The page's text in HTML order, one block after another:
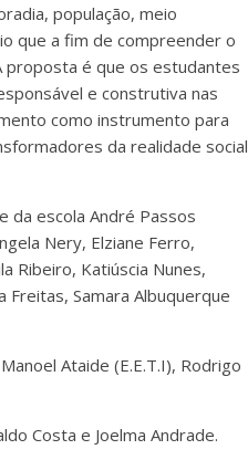
população, meio
que a fim de compreender o
proposta é que os estudantes
e construtiva nas
como instrumento para
da realidade social
da escola André Passos
Nery, Elziane Ferro,
Ribeiro, Katiúscia Nunes,
Freitas, Samara Albuquerque
Ataide (E.E.T.I), Rodrigo
Costa e Joelma Andrade.